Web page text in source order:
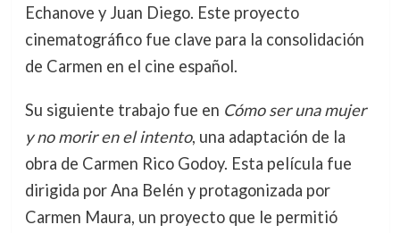
Echanove y Juan Diego. Este proyecto
cinematográfico fue clave para la consolidación
de Carmen en el cine español.
Su siguiente trabajo fue en Cómo ser una mujer
y no morir en el intento, una adaptación de la
obra de Carmen Rico Godoy. Esta película fue
dirigida por Ana Belén y protagonizada por
Carmen Maura, un proyecto que le permitió